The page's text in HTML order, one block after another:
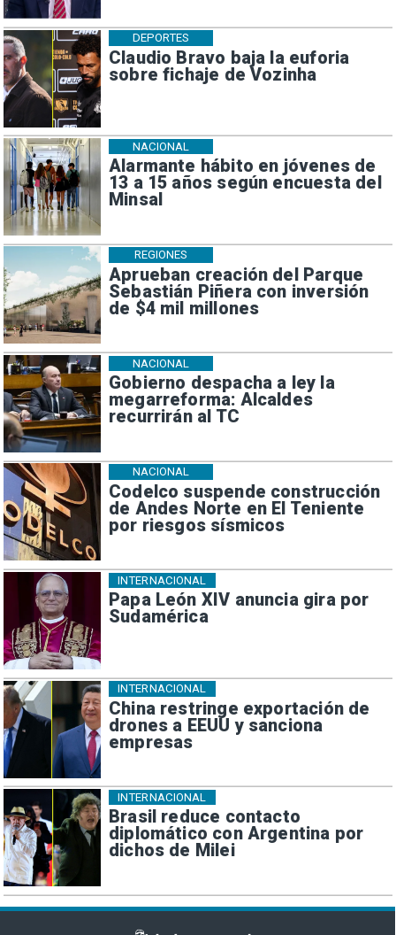
Claudio Bravo baja la euforia
sobre fichaje de Vozinha
DEPORTES
Alarmante hábito en jóvenes de
13 a 15 años según encuesta del
Minsal
NACIONAL
Aprueban creación del Parque
Sebastián Piñera con inversión
de $4 mil millones
REGIONES
Gobierno despacha a ley la
megarreforma: Alcaldes
recurrirán al TC
NACIONAL
Codelco suspende construcción
de Andes Norte en El Teniente
por riesgos sísmicos
NACIONAL
Papa León XIV anuncia gira por
Sudamérica
INTERNACIONAL
China restringe exportación de
drones a EEUU y sanciona
empresas
INTERNACIONAL
Brasil reduce contacto
diplomático con Argentina por
dichos de Milei
INTERNACIONAL